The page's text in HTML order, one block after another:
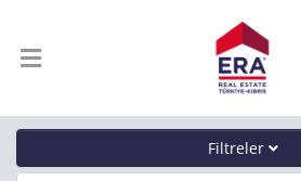
Filtreler